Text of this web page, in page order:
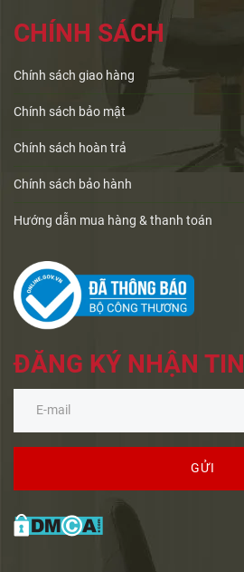
CHÍNH SÁCH
Chính sách giao hàng
Chính sách bảo mật
Chính sách hoàn trả
Chính sách bảo hành
Hướng dẫn mua hàng & thanh toán
ĐĂNG KÝ NHẬN TIN
GỬI